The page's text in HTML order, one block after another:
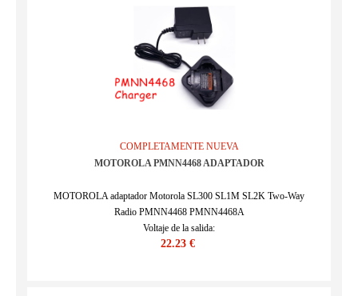
COMPLETAMENTE NUEVA
MOTOROLA PMNN4468 ADAPTADOR
MOTOROLA adaptador Motorola SL300 SL1M SL2K Two-Way
Radio PMNN4468 PMNN4468A
Voltaje de la salida:
SKU : ECN12908_Altri
22.23 €